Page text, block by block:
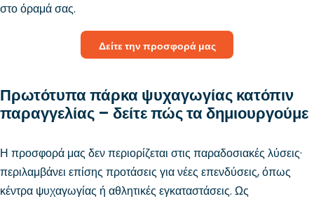
στο όραμά σας.
Δείτε την προσφορά μας
Πρωτότυπα πάρκα ψυχαγωγίας κατόπιν
παραγγελίας – δείτε πώς τα δημιουργούμε
Η προσφορά μας δεν περιορίζεται στις παραδοσιακές λύσεις·
περιλαμβάνει επίσης προτάσεις για νέες επενδύσεις, όπως
κέντρα ψυχαγωγίας ή αθλητικές εγκαταστάσεις. Ως